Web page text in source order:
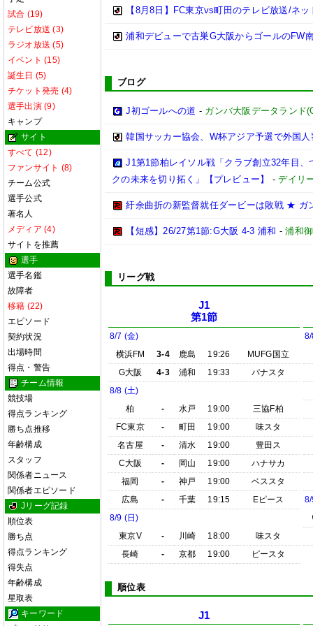
試合 (19)
テレビ放送 (3)
ラジオ放送 (5)
イベント (15)
誕生日 (5)
チケット発売 (4)
選手出演 (9)
キャンプ
サイト
すべて (12)
ファンサイト (8)
チーム公式
選手公式
著名人
メディア (4)
サイトを推薦
選手
選手名鑑
故障者
移籍 (22)
エピソード
契約状況
出場時間
得点・警告
チーム情報
競技場
得点ランキング
勝ち点推移
年齢構成
スタッフ
関係者ニュース
関係者エピソード
Jリーグ記録
順位表
勝ち点
得点ランキング
得失点
年齢構成
星取表
キーワード
【8月8日】FC東京vs町田のテレビ放送/ネ
浦和デビューで古巣G大阪からゴールのFW
ブログ
J初ゴールへの道 - ガンバ大阪データランド
韓国サッカー協会、W杯アジア予選で外国
J1第1節柏レイソル戦「クラブ創立32年目
クの未来を切り拓く」【プレビュー】
-デイリ
紆余曲折の新監督就任ダービーは敗戦 ★ ガ
【短感】26/27第1節:G大阪 4-3 浦和 -浦和
リーグ戦
J1
第1節
8/7 (金)
横浜FM
3-4 鹿島 19:26
MUFG国立
G大阪
4-3 浦和 19:33
パナスタ
8/8 (土)
柏
- 水戸 19:00
三協F柏
FC東京
- 町田 19:00
味スタ
名古屋
- 清水 19:00
豊田ス
C大阪
- 岡山 19:00
ハナサカ
福岡
- 神戸 19:00
ベススタ
広島
- 千葉 19:15
Eピース
8/9 (日)
東京V
- 川崎 18:00
味スタ
長崎
- 京都 19:00 ピースタ
順位表
J1